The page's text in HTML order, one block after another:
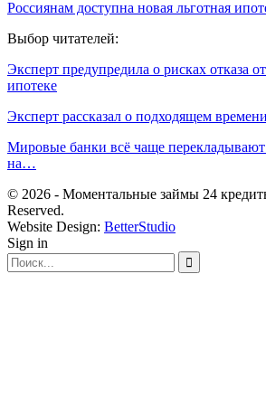
Россиянам доступна новая льготная
Выбор читателей:
Эксперт предупредила о рисках отказа
ипотеке
Эксперт рассказал о подходящем
Мировые банки всё чаще
на…
© 2026 - Моментальные займы 24
Reserved.
Website Design: BetterStudio
Sign in